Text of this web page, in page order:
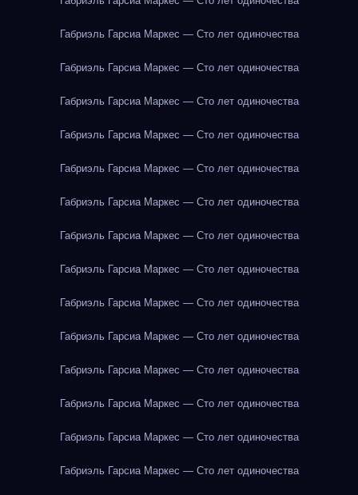
Габриэль Гарсиа Маркес — Сто лет одиночества
Габриэль Гарсиа Маркес — Сто лет одиночества
Габриэль Гарсиа Маркес — Сто лет одиночества
Габриэль Гарсиа Маркес — Сто лет одиночества
Габриэль Гарсиа Маркес — Сто лет одиночества
Габриэль Гарсиа Маркес — Сто лет одиночества
Габриэль Гарсиа Маркес — Сто лет одиночества
Габриэль Гарсиа Маркес — Сто лет одиночества
Габриэль Гарсиа Маркес — Сто лет одиночества
Габриэль Гарсиа Маркес — Сто лет одиночества
Габриэль Гарсиа Маркес — Сто лет одиночества
Габриэль Гарсиа Маркес — Сто лет одиночества
Габриэль Гарсиа Маркес — Сто лет одиночества
Габриэль Гарсиа Маркес — Сто лет одиночества